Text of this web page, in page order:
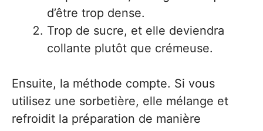
d’être trop dense.
Trop de sucre, et elle deviendra
collante plutôt que crémeuse.
Ensuite, la méthode compte. Si vous
utilisez une sorbetière, elle mélange et
refroidit la préparation de manière